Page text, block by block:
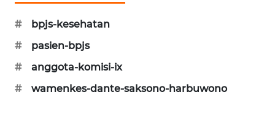
#
bpjs-kesehatan
#
pasien-bpjs
#
anggota-komisi-ix
#
wamenkes-dante-saksono-harbuwono
WAHANA
WISATA
WAHANA